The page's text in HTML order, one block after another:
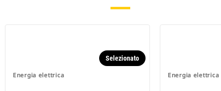
Energia elettrica
Selezionato
Energia elettrica